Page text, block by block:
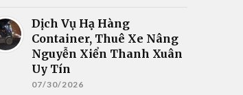
Dịch Vụ Hạ Hàng
Container, Thuê Xe Nâng
Nguyễn Xiển Thanh Xuân
Uy Tín
07/30/2026